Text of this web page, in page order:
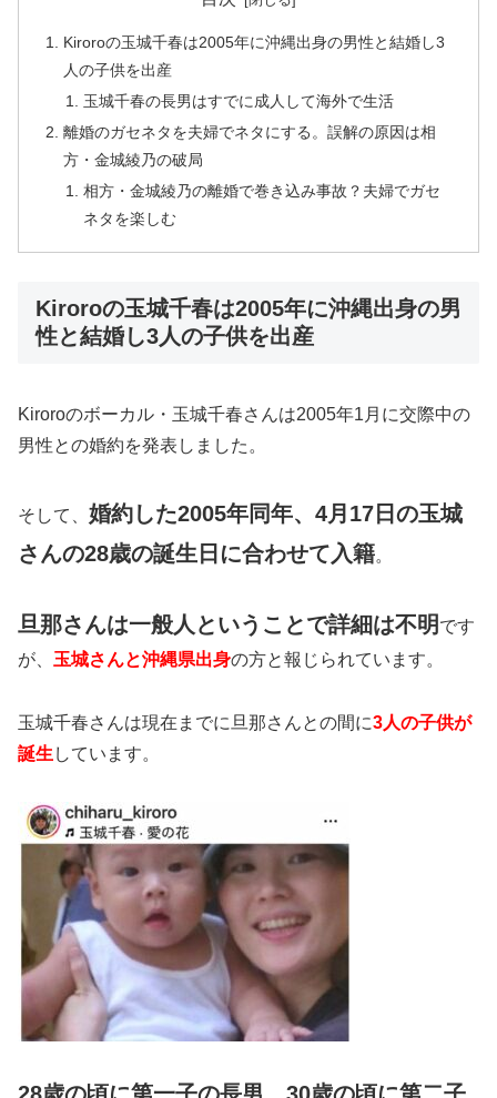
Kiroroの玉城千春は2005年に沖縄出身の男性と結婚し3
人の子供を出産
玉城千春の長男はすでに成人して海外で生活
離婚のガセネタを夫婦でネタにする。誤解の原因は相
方・金城綾乃の破局
相方・金城綾乃の離婚で巻き込み事故？夫婦でガセ
ネタを楽しむ
Kiroroの玉城千春は2005年に沖縄出身の男
性と結婚し3人の子供を出産
Kiroroのボーカル・玉城千春さんは2005年1月に交際中の
男性との婚約を発表しました。
そして、 婚約した2005年同年、4月17日の玉城
さんの28歳の誕生日に合わせて入籍。
旦那さんは一般人ということで詳細は不明 です
が、 玉城さんと沖縄県出身の方と報じられています。
玉城千春さんは現在までに旦那さんとの間に3人の子供が
誕生 しています。